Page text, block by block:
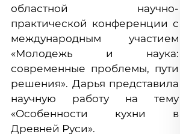
областной научно-
практической конференции с
международным участием
«Молодежь и наука:
современные проблемы, пути
решения». Дарья представила
научную работу на тему
«Особенности кухни в
Древней Руси».